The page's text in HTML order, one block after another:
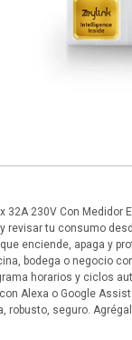
32A 230V Con Medidor
tu consumo
enciende, apaga y
bodega o negocio
horarios y ciclos
Alexa o Google
robusto, seguro.